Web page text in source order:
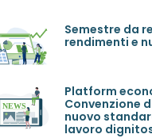
Semestre da
rendimenti e
Platform
Convenzione
nuovo
lavoro